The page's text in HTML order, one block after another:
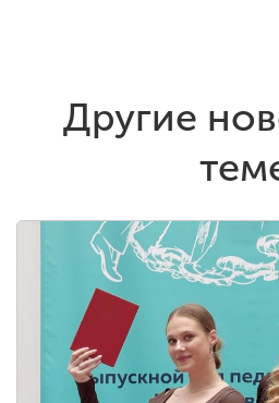
Другие